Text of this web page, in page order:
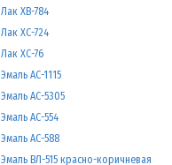
Лак ХВ-784
Лак ХС-724
Лак ХС-76
Эмаль АС-1115
Эмаль АС-5305
Эмаль АС-554
Эмаль АС-588
Эмаль ВЛ-515 красно-коричневая